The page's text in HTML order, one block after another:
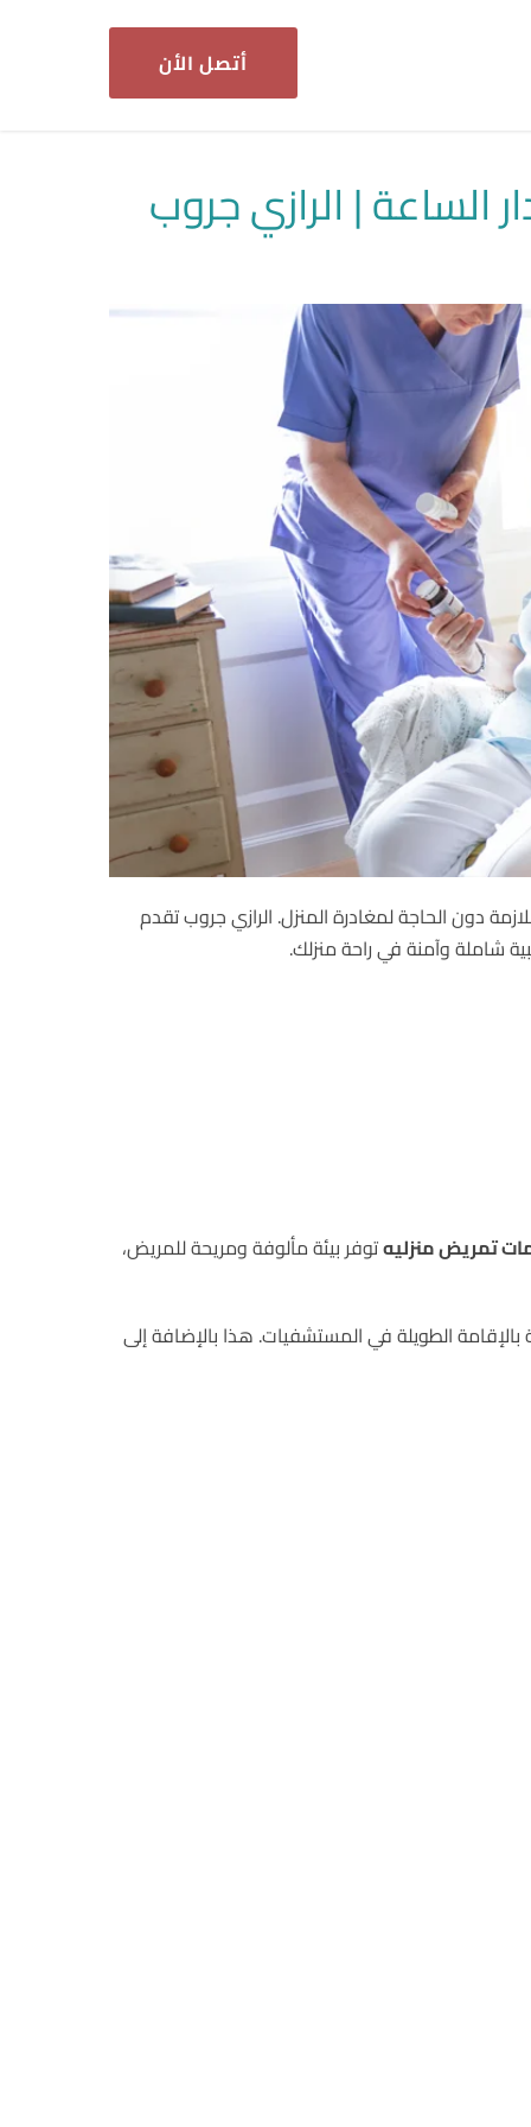
أتصل الأن
الساعة | الرازي جروب
دون الحاجة لمغادرة المنزل. الرازي جروب تقدم
شاملة وآمنة في راحة منزلك.
تمريض منزليهتوفر بيئة مألوفة ومريحة للمريض،
الطويلة في المستشفيات. هذا بالإضافة إلى